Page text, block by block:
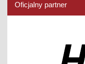
Oficjalny partner